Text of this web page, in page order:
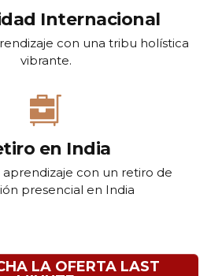
Internacional
con una tribu holística
vibrante.
en India
con un retiro de
presencial en India
LA OFERTA LAST